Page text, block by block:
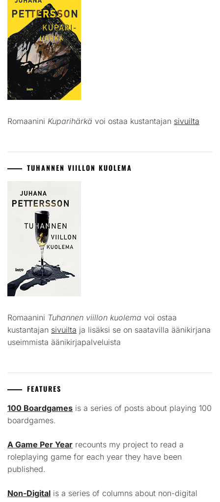
Romaanini Kuparihärkä voi ostaa kustantajan sivuilta
TUHANNEN VIILLON KUOLEMA
Romaanini Tuhannen viillon kuolema voi ostaa
kustantajan sivuilta ja lisäksi se on saatavilla äänikirjana
useimmista äänikirjapalveluista
FEATURES
100 Boardgames is a series of posts about playing 100
boardgames.
A Game Per Year recounts my project to read a
roleplaying game for each year they have been
published.
Non-Digital is a series of columns about non-digital